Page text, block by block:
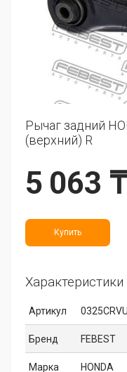
Рычаг задний
(верхний) R
5 063 ₸
Купить
Характеристики
Артикул
Бренд FEBEST
Марка HONDA